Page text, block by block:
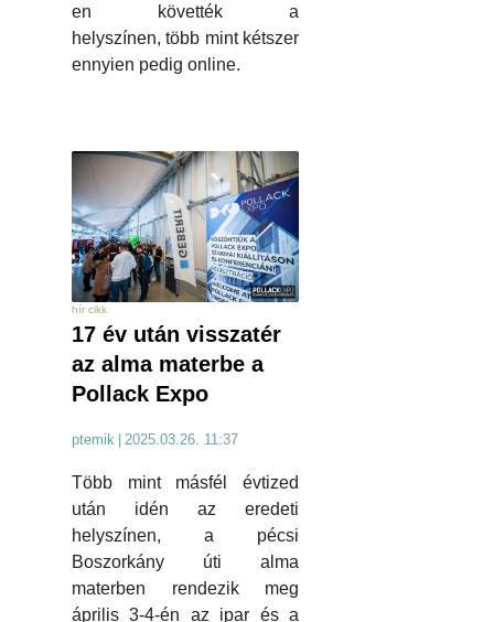
en követték a
helyszínen, több mint kétszer
ennyien pedig online.
hír cikk
17 év után visszatér
az alma materbe a
Pollack Expo
ptemik 2025.03.26. 11:37
Több mint másfél évtized
után idén az eredeti
helyszínen, a pécsi
Boszorkány úti alma
materben rendezik meg
április 3-4-én az ipar és a